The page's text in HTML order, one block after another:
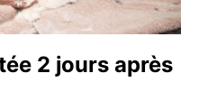
2 jours après